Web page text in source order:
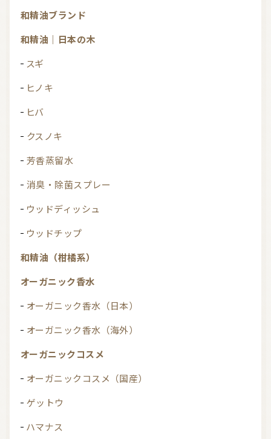
和精油ブランド
和精油｜日本の木
スギ
ヒノキ
ヒバ
クスノキ
芳香蒸留水
消臭・除菌スプレー
ウッドディッシュ
ウッドチップ
和精油（柑橘系）
オーガニック香水
オーガニック香水（日本）
オーガニック香水（海外）
オーガニックコスメ
オーガニックコスメ（国産）
ゲットウ
ハマナス